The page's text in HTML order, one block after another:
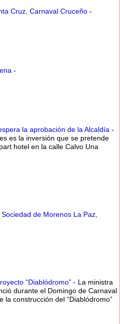
Cruz, Carnaval Cruceño -
-
la aprobación de la Alcaldía -
es la inversión que se pretende
hotel en la calle Calvo Una
de Morenos La Paz,
“Diablódromo” - La ministra
durante el Domingo de Carnaval
construcción del “Diablódromo”